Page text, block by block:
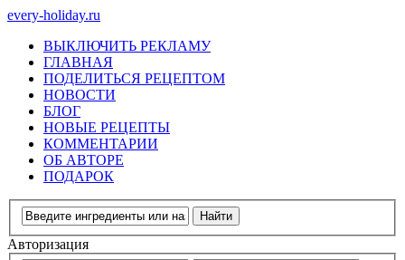
every-holiday.ru
ВЫКЛЮЧИТЬ РЕКЛАМУ
ГЛАВНАЯ
ПОДЕЛИТЬСЯ РЕЦЕПТОМ
НОВОСТИ
БЛОГ
НОВЫЕ РЕЦЕПТЫ
КОММЕНТАРИИ
ОБ АВТОРЕ
ПОДАРОК
Авторизация